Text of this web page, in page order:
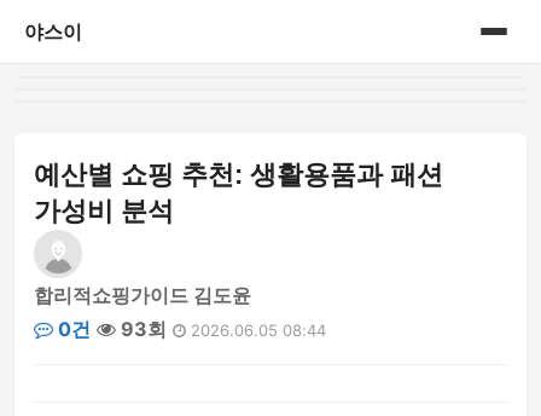
야스이
예산별 쇼핑 추천: 생활용품과 패션
가성비 분석
합리적쇼핑가이드 김도윤
0건
93회 2026.06.05 08:44